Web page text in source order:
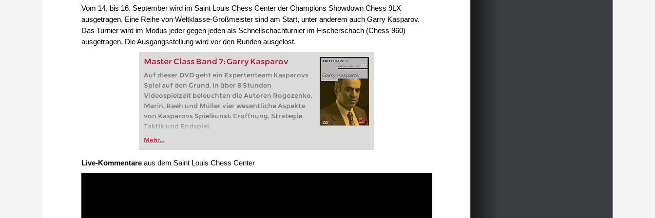
Vom 14. bis 16. September wird im Saint Louis Chess Center der Champions Showdown Chess 9LX
ausgetragen. Eine Reihe von Weltklasse-Großmeister sind am Start, unter anderem auch Garry Kasparov.
Das Turnier wird im Modus jeder gegen jeden als Schnellschachturnier im Fischerschach (Chess 960)
ausgetragen. Die Ausgangsstellung wird vor den Runden ausgelost.
Master Class Band 7: Garry Kasparov
Auf dieser DVD geht ein Expertenteam Kasparovs
Spiel auf den Grund. In über 8 Stunden
Videospielzeit beleuchten die Autoren Rogozenko,
Marin, Reeh und Müller vier wesentliche Aspekte
von Kasparovs Spielkunst: Eröffnung, Strategie,
Taktik und Endspiel.
Mehr...
Live-Kommentare aus dem Saint Louis Chess Center